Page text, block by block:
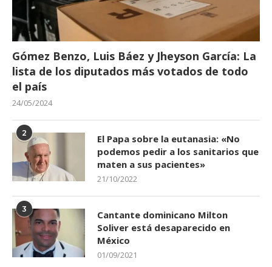
Gómez Benzo, Luis Báez y Jheyson García: La
lista de los diputados más votados de todo
el país
24/05/2024
2
El Papa sobre la eutanasia: «No
podemos pedir a los sanitarios que
maten a sus pacientes»
21/10/2022
3
Cantante dominicano Milton
Soliver está desaparecido en
México
01/09/2021